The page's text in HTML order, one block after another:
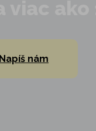
Napíš nám